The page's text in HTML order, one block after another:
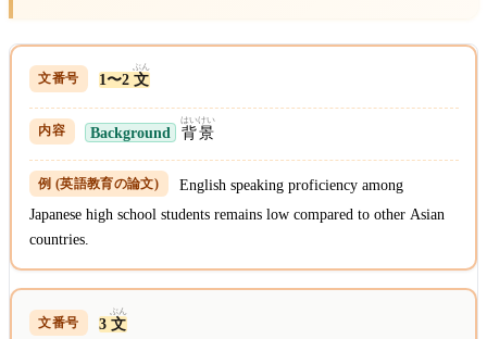
1〜2 文
ぶん
Background 背景
はいけい
English speaking proficiency among
Japanese high school students remains low compared to other Asian
countries.
3 文
ぶん